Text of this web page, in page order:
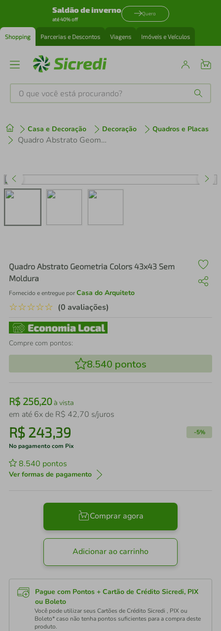
Saldão de inverno
até 40% off
Quero
Shopping Parcerias e Descontos Viagens Imóveis e Veículos
O que você está procurando?
Casa e Decoração Decoração Quadros e Placas
Quadro Abstrato Geometria Colors 43x43 Sem Moldura
Quadro Abstrato Geometria Colors 43x43 Sem
Moldura
Fornecido e entregue porCasa do Arquiteto
☆☆☆☆☆ (0 avaliações)
Compre com pontos:
8.540 pontos
R$ 256,20à vista
em até 6x de R$ 42,70 s/juros
R$ 243,39 -5%
No pagamento com Pix
8.540 pontos
Ver formas de pagamento
Comprar agora
Adicionar ao carrinho
Pague com Pontos + Cartão de Crédito Sicredi, PIX
ou Boleto
Você pode utilizar seus Cartões de Crédito Sicredi , PIX ou
Boleto* caso não tenha pontos suficientes para a compra deste
produto.
1º tenis
perfume